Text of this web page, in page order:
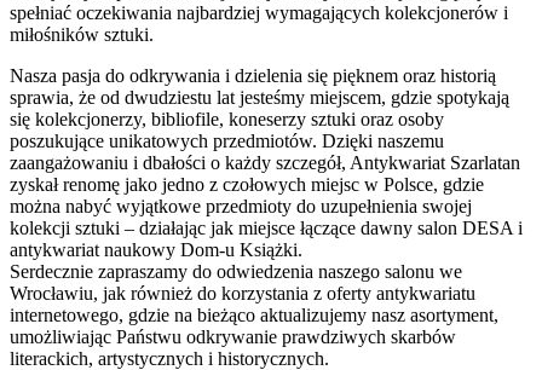
spełniać oczekiwania najbardziej wymagających kolekcjonerów i
miłośników sztuki.
Nasza pasja do odkrywania i dzielenia się pięknem oraz historią
sprawia, że od dwudziestu lat jesteśmy miejscem, gdzie spotykają
się kolekcjonerzy, bibliofile, koneserzy sztuki oraz osoby
poszukujące unikatowych przedmiotów. Dzięki naszemu
zaangażowaniu i dbałości o każdy szczegół, Antykwariat Szarlatan
zyskał renomę jako jedno z czołowych miejsc w Polsce, gdzie
można nabyć wyjątkowe przedmioty do uzupełnienia swojej
kolekcji sztuki – działając jak miejsce łączące dawny salon DESA i
antykwariat naukowy Dom-u Książki.
Serdecznie zapraszamy do odwiedzenia naszego salonu we
Wrocławiu, jak również do korzystania z oferty antykwariatu
internetowego, gdzie na bieżąco aktualizujemy nasz asortyment,
umożliwiając Państwu odkrywanie prawdziwych skarbów
literackich, artystycznych i historycznych.